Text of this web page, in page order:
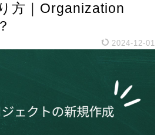
方｜Organization
2024-12-01